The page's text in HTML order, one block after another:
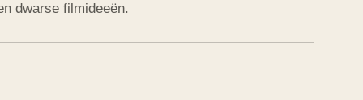
dwarse filmideeën.